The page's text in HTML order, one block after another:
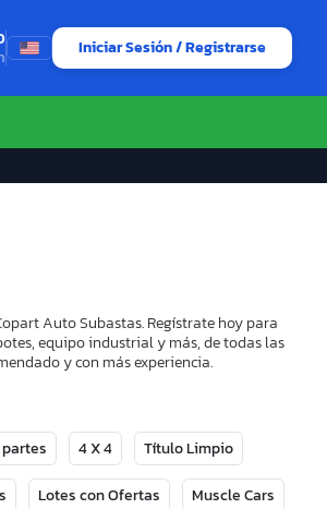
Iniciar Sesión / Registrarse
Auto Subastas. Regístrate hoy para
equipo industrial y más, de todas las
y con más experiencia.
4 X 4 Título Limpio
Lotes con Ofertas Muscle Cars